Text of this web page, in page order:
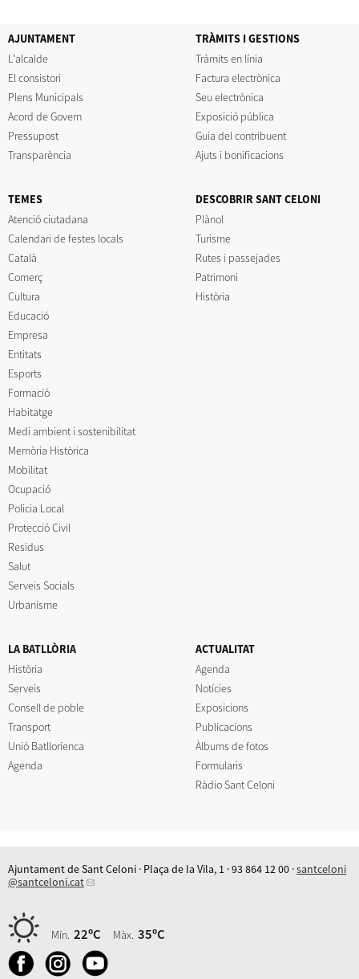
AJUNTAMENT
L'alcalde
El consistori
Plens Municipals
Acord de Govern
Pressupost
Transparència
TRÀMITS I GESTIONS
Tràmits en línia
Factura electrònica
Seu electrònica
Exposició pública
Guia del contribuent
Ajuts i bonificacions
TEMES
Atenció ciutadana
Calendari de festes locals
Català
Comerç
Cultura
Educació
Empresa
Entitats
Esports
Formació
Habitatge
Medi ambient i sostenibilitat
Memòria Històrica
Mobilitat
Ocupació
Policia Local
Protecció Civil
Residus
Salut
Serveis Socials
Urbanisme
DESCOBRIR SANT CELONI
Plànol
Turisme
Rutes i passejades
Patrimoni
Història
LA BATLLÒRIA
Història
Serveis
Consell de poble
Transport
Unió Batllorienca
Agenda
ACTUALITAT
Agenda
Notícies
Exposicions
Publicacions
Àlbums de fotos
Formularis
Ràdio Sant Celoni
Ajuntament de Sant Celoni · Plaça de la Vila, 1 · 93 864 12 00 ·santceloni
@santceloni.cat
Mín. 22ºC Màx. 35ºC